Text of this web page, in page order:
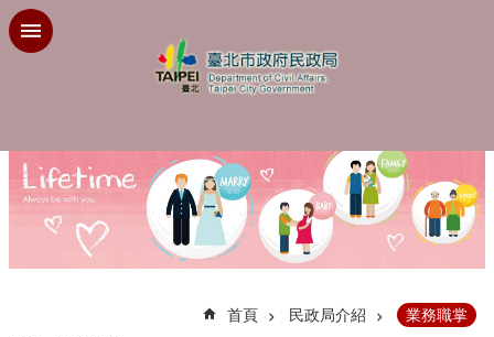
跳到主要內容區塊
首頁 民政局介紹 業務職掌